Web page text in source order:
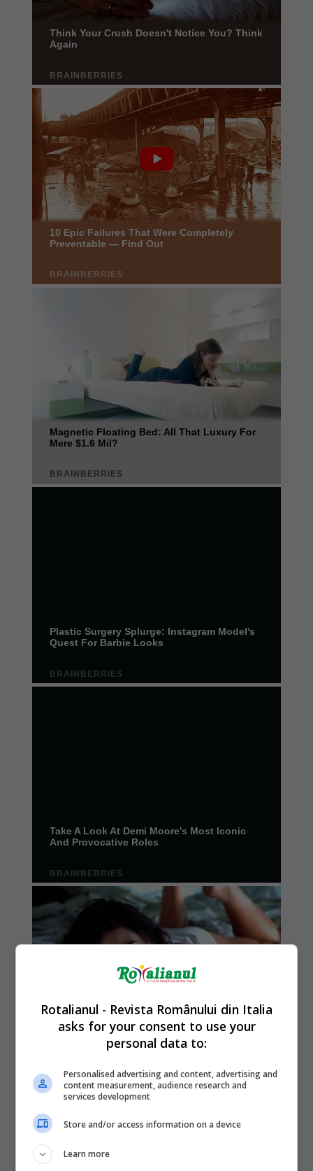
Rotalianul - Revista Românului din Italia
asks for your consent to use your
personal data to:
Personalised advertising and content, advertising and
content measurement, audience research and
services development
Store and/or access information on a device
Learn more